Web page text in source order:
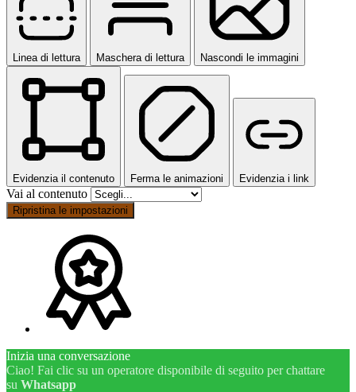
Linea di lettura Maschera di lettura Nascondi le immagini
Evidenzia il contenuto Ferma le animazioni Evidenzia i link
Vai al contenuto
Ripristina le impostazioni
Inizia una conversazione
Ciao! Fai clic su un operatore disponibile di seguito per chattare
su Whatsapp